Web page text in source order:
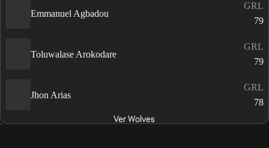
Emmanuel Agbadou
GRL
79
Toluwalase Arokodare
GRL
79
Jhon Arias
GRL
78
Ver Wolves